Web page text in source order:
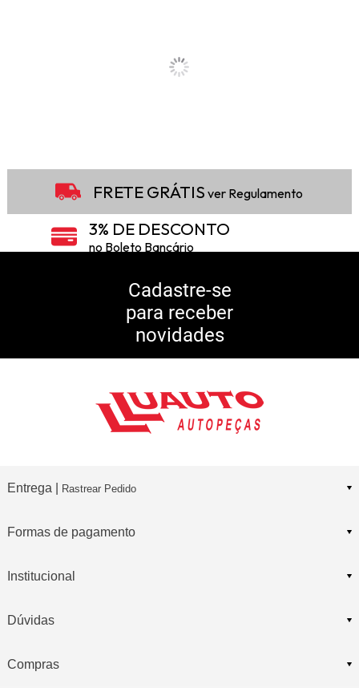
FRETE GRÁTIS ver Regulamento
3% DE DESCONTO
no Boleto Bancário
5% DE DESCONTO
10% DE CASHBACK
Consulte Regulamento
Cadastre-se
para receber
novidades
Entrega | Rastrear Pedido
Formas de pagamento
Institucional
Dúvidas
Compras